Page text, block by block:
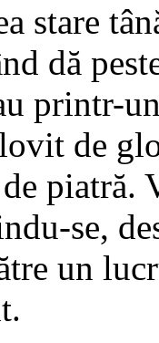
stare
dă
printr-
de
piatră.
se,
un